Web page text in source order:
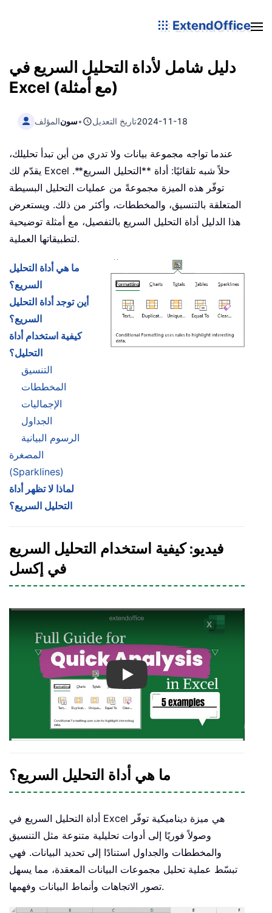
ExtendOffice
دليل شامل لأداة التحليل السريع في
Excel (مع أمثلة)
المؤلفسون• تاريخ التعديل2024-11-18
عندما تواجه مجموعة بيانات ولا تدري من أين تبدأ تحليلك،
يقدّم لك Excel حلاً شبه تلقائيًا: أداة **التحليل السريع**.
توفّر هذه الميزة مجموعةً من عمليات التحليل البسيطة
المتعلقة بالتنسيق، والمخططات، وأكثر من ذلك. ويستعرض
هذا الدليل أداة التحليل السريع بالتفصيل، مع أمثلة توضيحية
لتطبيقاتها العملية.
ما هي أداة التحليل
السريع؟
أين توجد أداة التحليل
السريع؟
كيفية استخدام أداة
التحليل؟
التنسيق
المخططات
الإجماليات
الجداول
الرسوم البيانية
المصغرة
(Sparklines)
لماذا لا تظهر أداة
التحليل السريع؟
فيديو: كيفية استخدام التحليل السريع
في إكسل
Play
ما هي أداة التحليل السريع؟
أداة التحليل السريع في Excel هي ميزة ديناميكية توفّر
وصولاً فوريًا إلى أدوات تحليلية متنوعة مثل التنسيق
والمخططات والجداول استنادًا إلى تحديد البيانات. فهي
تبسّط عملية تحليل مجموعات البيانات المعقدة، مما يسهل
تصور الاتجاهات وأنماط البيانات وفهمها.